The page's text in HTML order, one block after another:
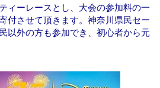
ィーレースとし、大会の参加料の一
付させて頂きます。神奈川県民セー
以外の方も参加でき、初心者から元